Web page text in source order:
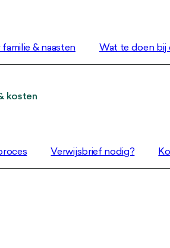
familie & naasten Wat te doen bij
kosten
Verwijsbrief nodig?